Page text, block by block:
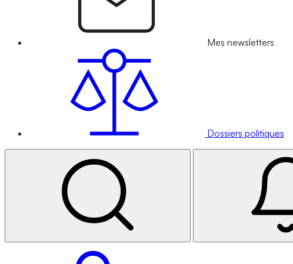
Mes newsletters
Dossiers politiques